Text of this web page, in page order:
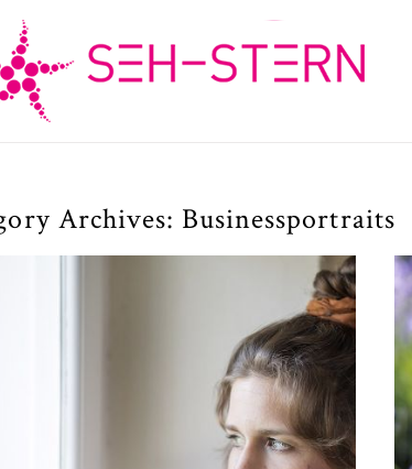
Archives: Businessportraits
Personal Branding Fotos,
Businessfotos &
Künstlerportraits in
München